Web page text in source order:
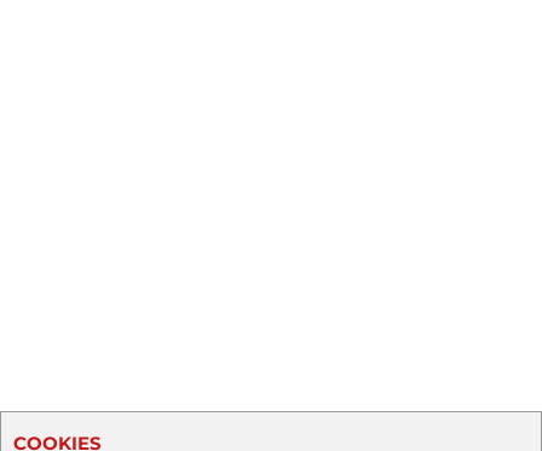
COOKIES